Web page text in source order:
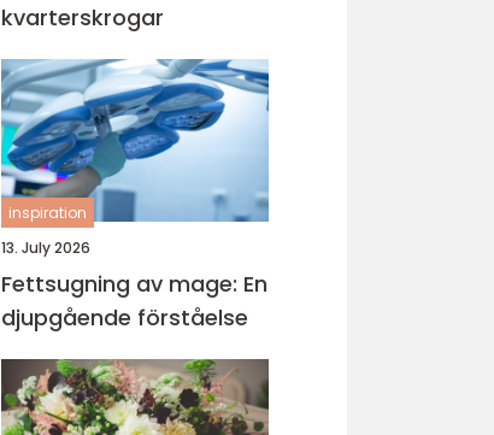
kvarterskrogar
inspiration
13. July 2026
Fettsugning av mage: En
djupgående förståelse